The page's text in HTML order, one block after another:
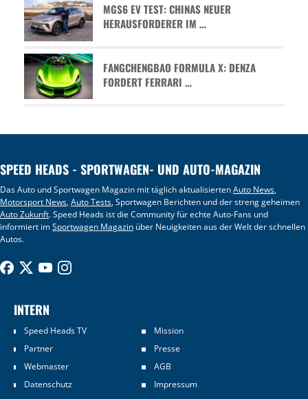
MGS6 EV TEST: CHINAS NEUER
HERAUSFORDERER IM …
FANGCHENGBAO FORMULA X: DENZA
FORDERT FERRARI …
SPEED HEADS - SPORTWAGEN- UND AUTO-MAGAZIN
Das Auto und Sportwagen Magazin mit täglich aktualisiertenAuto News,
Motorsport News,Auto Tests, Sportwagen Berichten und der streng geheimen
Auto Zukunft. Speed Heads ist die Community für echte Auto-Fans und
informiert imSportwagen Magazin über Neuigkeiten aus der Welt der schnellen
Autos.
INTERN
Speed Heads TV
Mission
Partner
Presse
Webmaster
AGB
Datenschutz
Impressum